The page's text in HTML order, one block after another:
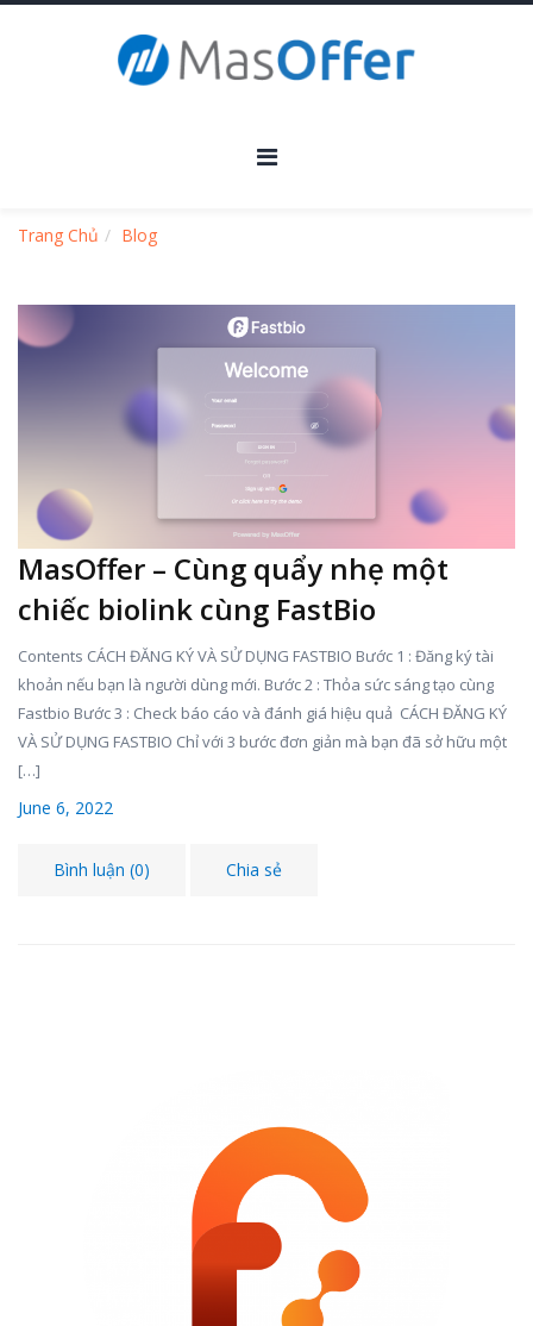
Trang Chủ Blog
MasOffer – Cùng quẩy nhẹ một
chiếc biolink cùng FastBio
Contents CÁCH ĐĂNG KÝ VÀ SỬ DỤNG FASTBIO Bước 1 : Đăng ký tài
khoản nếu bạn là người dùng mới. Bước 2 : Thỏa sức sáng tạo cùng
Fastbio Bước 3 : Check báo cáo và đánh giá hiệu quả CÁCH ĐĂNG KÝ
VÀ SỬ DỤNG FASTBIO Chỉ với 3 bước đơn giản mà bạn đã sở hữu một
[…]
June 6, 2022
Bình luận (0) Chia sẻ